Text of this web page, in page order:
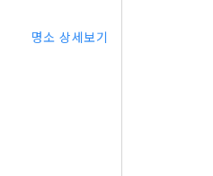
명소 상세보기